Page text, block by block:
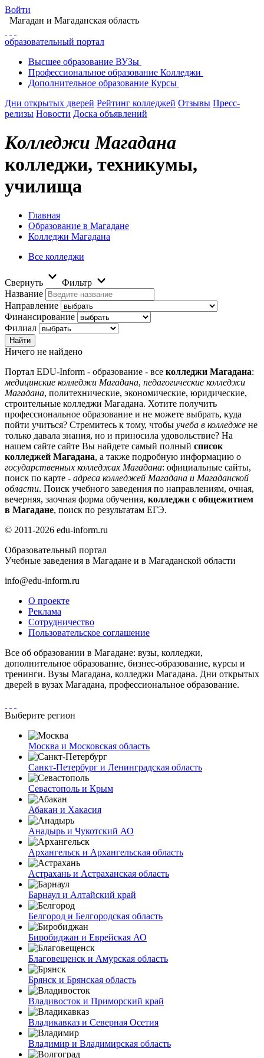
Войти
Магадан и Магаданская область
образовательный портал
Высшее образование ВУЗы
Профессиональное образование Колледжи
Дополнительное образование Курсы
Дни открытых дверей Рейтинг колледжей Отзывы Пресс-
релизы Новости Доска объявлений
Колледжи Магадана
колледжи, техникумы,
училища
Главная
Образование в Магадане
Колледжи Магадана
Все колледжи
Свернуть
Фильтр
Название
Направление
Финансирование
Филиал
Ничего не найдено
Портал EDU-Inform - образование - все колледжи Магадана:
медицинские колледжи Магадана, педагогические колледжи
Магадана, политехнические, экономические, юридические,
строительные колледжи Магадана. Хотите получить
профессиональное образование и не можете выбрать, куда
пойти учиться? Стремитесь к тому, чтобы учеба в колледже не
только давала знания, но и приносила удовольствие? На
нашем сайте сайте Вы найдете самый полный список
колледжей Магадана, а также подробную информацию о
государственных колледжах Магадана: официальные сайты,
поиск по карте - адреса колледжей Магадана и Магаданской
области. Поиск учебного заведения по направлениям, очная,
вечерняя, заочная форма обучения, колледжи с общежитием
в Магадане, поиск по результатам ЕГЭ.
© 2011-2026 edu-inform.ru
Образовательный портал
Учебные заведения в Магадане и в Магаданской области
info@edu-inform.ru
О проекте
Реклама
Сотрудничество
Пользовательское соглашение
Все об образовании в Магадане: вузы, колледжи,
дополнительное образование, бизнес-образование, курсы и
тренинги. Вузы Магадана, колледжи Магадана. Дни открытых
дверей в вузах Магадана, профессиональное образование.
Выберите регион
Москва и Московская область
Санкт-Петербург и Ленинградская область
Севастополь и Крым
Абакан и Хакасия
Анадырь и Чукотский АО
Архангельск и Архангельская область
Астрахань и Астраханская область
Барнаул и Алтайский край
Белгород и Белгородская область
Биробиджан и Еврейская АО
Благовещенск и Амурская область
Брянск и Брянская область
Владивосток и Приморский край
Владикавказ и Северная Осетия
Владимир и Владимирская область